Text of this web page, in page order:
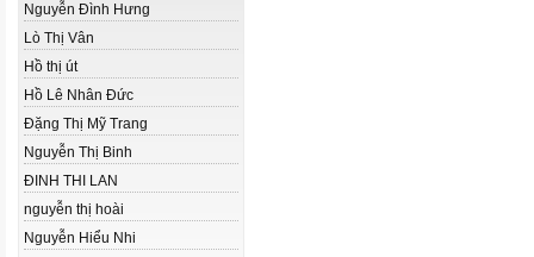
Nguyễn Đình Hưng
Lò Thị Vân
Hồ thị út
Hồ Lê Nhân Đức
Đặng Thị Mỹ Trang
Nguyễn Thị Binh
ĐINH THI LAN
nguyễn thị hoài
Nguyễn Hiểu Nhi